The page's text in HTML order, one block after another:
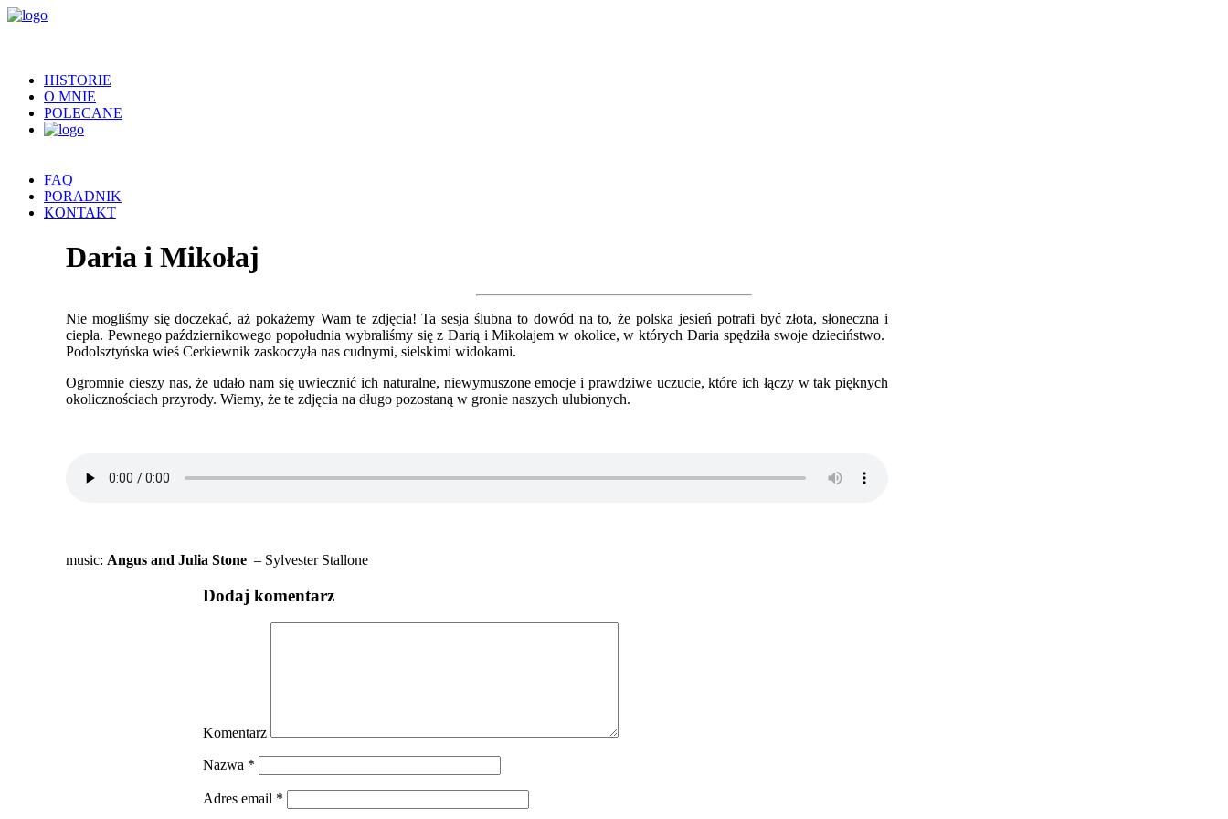
HISTORIE
O MNIE
POLECANE
FAQ
PORADNIK
KONTAKT
Daria i Mikołaj
Nie mogliśmy się doczekać, aż pokażemy Wam te zdjęcia! Ta sesja ślubna to dowód na to, że polska jesień potrafi być złota, słoneczna i
ciepła. Pewnego październikowego popołudnia wybraliśmy się z Darią i Mikołajem w okolice, w których Daria spędziła swoje dzieciństwo.
Podolsztyńska wieś Cerkiewnik zaskoczyła nas cudnymi, sielskimi widokami.
Ogromnie cieszy nas, że udało nam się uwiecznić ich naturalne, niewymuszone emocje i prawdziwe uczucie, które ich łączy w tak pięknych
okolicznościach przyrody. Wiemy, że te zdjęcia na długo pozostaną w gronie naszych ulubionych.
music: Angus and Julia Stone – Sylvester Stallone
Dodaj komentarz
Komentarz
Nazwa *
Adres email *